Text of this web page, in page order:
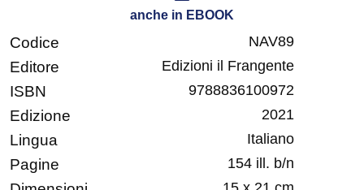
anche in EBOOK
Codice NAV89
Editore Edizioni il Frangente
ISBN 9788836100972
Edizione 2021
Lingua Italiano
Pagine 154 ill. b/n